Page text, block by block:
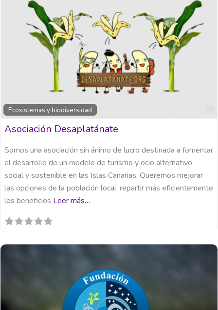
Ecosistemas y biodiversidad
Asociación Desaplatánate
Somos una asociación sin ánimo de lucro destinada a fomentar
el desarrollo de un modelo de turismo y ocio alternativo,
social y sostenible en las Islas Canarias. Queremos mejorar
las opciones de la población local, repartir más eficientemente
los beneficios Leer más…